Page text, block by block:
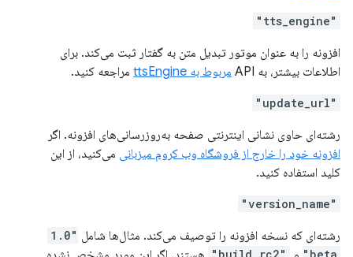
"tts_engine"
افزونه را به عنوان موتور تبدیل متن به گفتار ثبت می‌کند. برای
اطلاعات بیشتر، به API
مربوط به ttsEngine مراجعه کنید.
"update_url"
رشته‌ای حاوی نشانی اینترنتی صفحه به‌روزرسانی‌های افزونه. اگر
افزونه خود را خارج از فروشگاه وب کروم میزبانی می‌کنید، از این
کلید استفاده کنید.
"version_name"
رشته‌ای که نسخه افزونه را توصیف می‌کند. مثال‌ها شامل
"1.0